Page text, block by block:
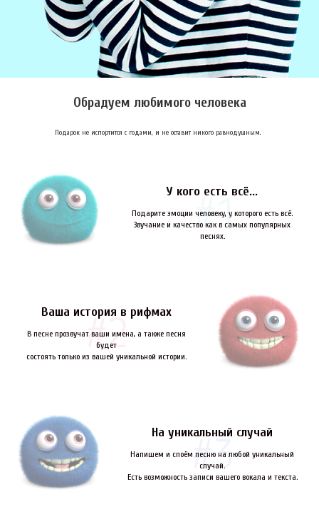
Обрадуем любимого человека
Подарок не испортится с годами, и не оставит никого равнодушным.
У кого есть всё...
Подарите эмоции человеку, у которого есть всё.
Звучание и качество как в самых популярных
песнях.
Ваша история в рифмах
В песне прозвучат ваши имена, а также песня
будет
состоять только из вашей уникальной истории.
На уникальный случай
Напишем и споём песню на любой уникальный
случай.
Есть возможность записи вашего вокала и текста.